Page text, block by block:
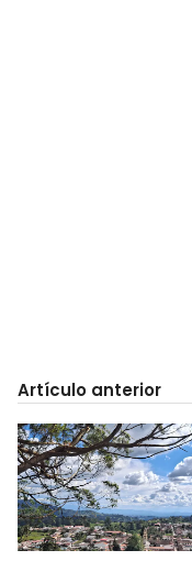
Artículo anterior